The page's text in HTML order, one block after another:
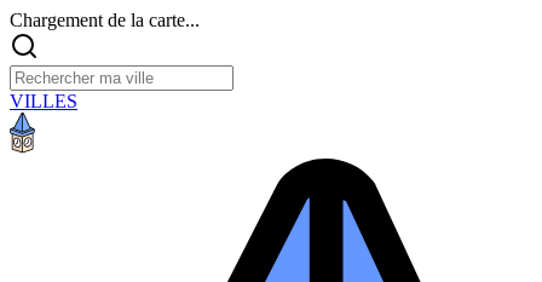
Chargement de la carte...
VILLES